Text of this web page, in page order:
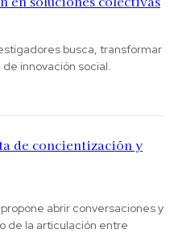
busca, transformar
innovación social.
de concientización y
abrir conversaciones y
de la articulación entre